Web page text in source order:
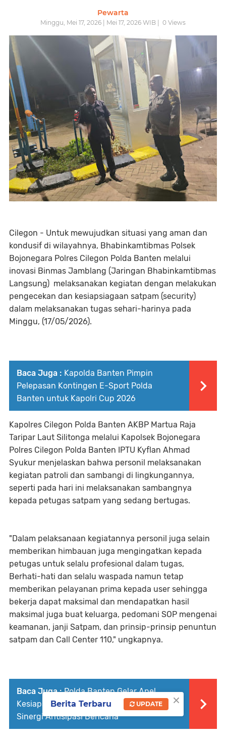
Pewarta
Minggu, Mei 17, 2026 | Mei 17, 2026 WIB | 0 Views
Cilegon - Untuk mewujudkan situasi yang aman dan
kondusif di wilayahnya, Bhabinkamtibmas Polsek
Bojonegara Polres Cilegon Polda Banten melalui
inovasi Binmas Jamblang (Jaringan Bhabinkamtibmas
Langsung) melaksanakan kegiatan dengan melakukan
pengecekan dan kesiapsiagaan satpam (security)
dalam melaksanakan tugas sehari-harinya pada
Minggu, (17/05/2026).
Baca Juga : Kapolda Banten Pimpin
Pelepasan Kontingen E-Sport Polda
Banten untuk Kapolri Cup 2026
Kapolres Cilegon Polda Banten AKBP Martua Raja
Taripar Laut Silitonga melalui Kapolsek Bojonegara
Polres Cilegon Polda Banten IPTU Kyflan Ahmad
Syukur menjelaskan bahwa personil melaksanakan
kegiatan patroli dan sambangi di lingkungannya,
seperti pada hari ini melaksanakan sambangnya
kepada petugas satpam yang sedang bertugas.
"Dalam pelaksanaan kegiatannya personil juga selain
memberikan himbauan juga mengingatkan kepada
petugas untuk selalu profesional dalam tugas,
Berhati-hati dan selalu waspada namun tetap
memberikan pelayanan prima kepada user sehingga
bekerja dapat maksimal dan mendapatkan hasil
maksimal juga buat keluarga, pedomani SOP mengenai
keamanan, janji Satpam, dan prinsip-prinsip penuntun
satpam dan Call Center 110," ungkapnya.
Baca Juga : Polda Banten Gelar Apel
Kesiapsiagaan Karhutla 2026, Perkuat
Sinergi Antisipasi Bencana
×
Berita Terbaru UPDATE